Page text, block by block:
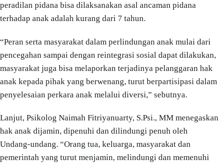
peradilan pidana bisa dilaksanakan asal ancaman pidana
terhadap anak adalah kurang dari 7 tahun.
“Peran serta masyarakat dalam perlindungan anak mulai dari
pencegahan sampai dengan reintegrasi sosial dapat dilakukan,
masyarakat juga bisa melaporkan terjadinya pelanggaran hak
anak kepada pihak yang berwenang, turut berpartisipasi dalam
penyelesaian perkara anak melalui diversi,” sebutnya.
Lanjut, Psikolog Naimah Fitriyanuarty, S.Psi., MM menegaskan
hak anak dijamin, dipenuhi dan dilindungi penuh oleh
Undang-undang. “Orang tua, keluarga, masyarakat dan
pemerintah yang turut menjamin, melindungi dan memenuhi